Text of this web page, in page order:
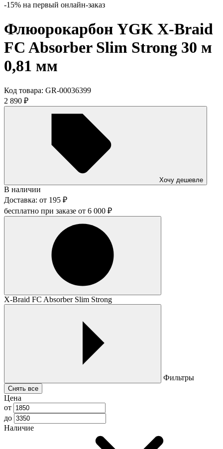
-15% на первый онлайн-заказ
Флюорокарбон YGK X-Braid
FC Absorber Slim Strong 30 м
0,81 мм
Код товара: GR-00036399
2 890 ₽
Хочу дешевле
В наличии
Доставка: от 195 ₽
бесплатно при заказе от 6 000 ₽
X-Braid FC Absorber Slim Strong
Фильтры
Снять все
Цена
от
до
Наличие